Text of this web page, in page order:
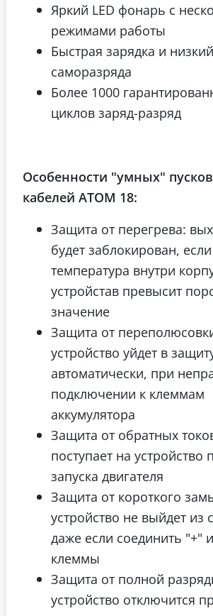
Яркий LED фонарь с
режимами работы
Быстрая зарядка и
саморазряда
Более 1000
циклов заряд-разряд
Особенности "умных"
кабелей ATOM 18:
Защита от перегрева:
будет заблокирован, если
температура внутри
устройстав превысит
значение
Защита от
устройство уйдет в
автоматически, при
подключении к клеммам
аккумулятора
Защита от обратных
поступает на устройство
запуска двигателя
Защита от короткого
устройство не выйдет из
даже если соединить "+"
клеммы
Защита от полной
устройство отключится